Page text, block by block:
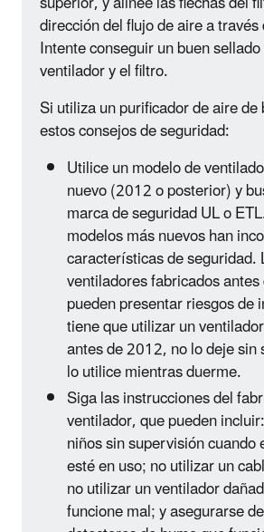
dirección del flujo de aire a
Intente conseguir un buen
ventilador y el filtro.
Si utiliza un purificador de aire
estos consejos de seguridad:
Utilice un modelo de
nuevo (2012 o posterior) y
marca de seguridad UL o
modelos más nuevos han
características de seguridad.
ventiladores fabricados
pueden presentar riesgos de
tiene que utilizar un
antes de 2012, no lo deje
lo utilice mientras duerme.
Siga las instrucciones del
ventilador, que pueden
niños sin supervisión
esté en uso; no utilizar un
no utilizar un ventilador
funcione mal; y asegurarse